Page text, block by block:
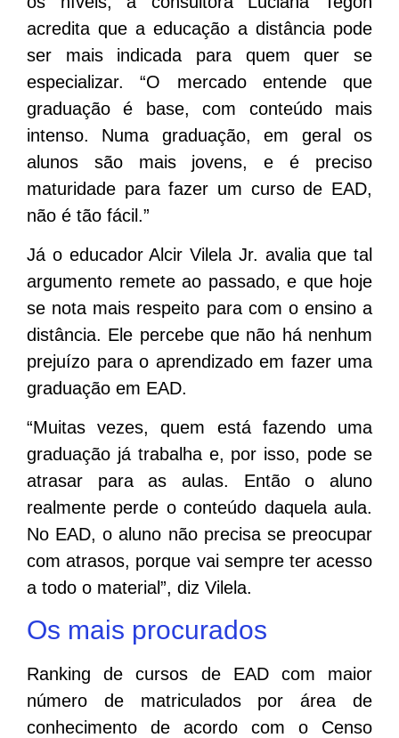
acredita que a educação a distância pode
ser mais indicada para quem quer se
especializar. “O mercado entende que
graduação é base, com conteúdo mais
intenso. Numa graduação, em geral os
alunos são mais jovens, e é preciso
maturidade para fazer um curso de EAD,
não é tão fácil.”
Já o educador Alcir Vilela Jr. avalia que tal
argumento remete ao passado, e que hoje
se nota mais respeito para com o ensino a
distância. Ele percebe que não há nenhum
prejuízo para o aprendizado em fazer uma
graduação em EAD.
“Muitas vezes, quem está fazendo uma
graduação já trabalha e, por isso, pode se
atrasar para as aulas. Então o aluno
realmente perde o conteúdo daquela aula.
No EAD, o aluno não precisa se preocupar
com atrasos, porque vai sempre ter acesso
a todo o material”, diz Vilela.
Os mais procurados
Ranking de cursos de EAD com maior
número de matriculados por área de
conhecimento de acordo com o Censo